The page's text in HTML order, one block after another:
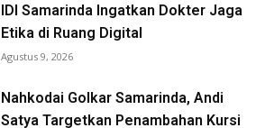
IDI Samarinda Ingatkan Dokter Jaga
Etika di Ruang Digital
Agustus 9, 2026
Nahkodai Golkar Samarinda, Andi
Satya Targetkan Penambahan Kursi